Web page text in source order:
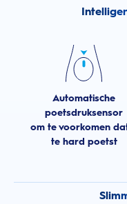
Automatische
poetsdruksensor
om te voorkomen
te hard poetst